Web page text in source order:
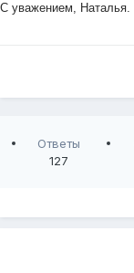
С уважением, Наталья.
Ответы
127